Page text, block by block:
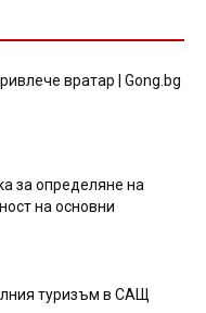
вратар | Gong.bg
за определяне на
на основни
туризъм в САЩ